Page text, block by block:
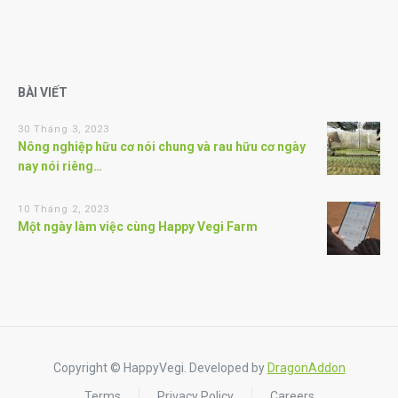
BÀI VIẾT
30 Tháng 3, 2023
Nông nghiệp hữu cơ nói chung và rau hữu cơ ngày
nay nói riêng…
10 Tháng 2, 2023
Một ngày làm việc cùng Happy Vegi Farm
Copyright © HappyVegi. Developed by DragonAddon